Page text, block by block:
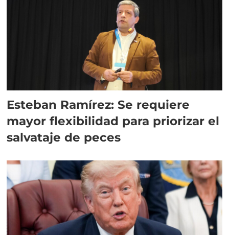
Esteban Ramírez: Se requiere
mayor flexibilidad para priorizar el
salvataje de peces